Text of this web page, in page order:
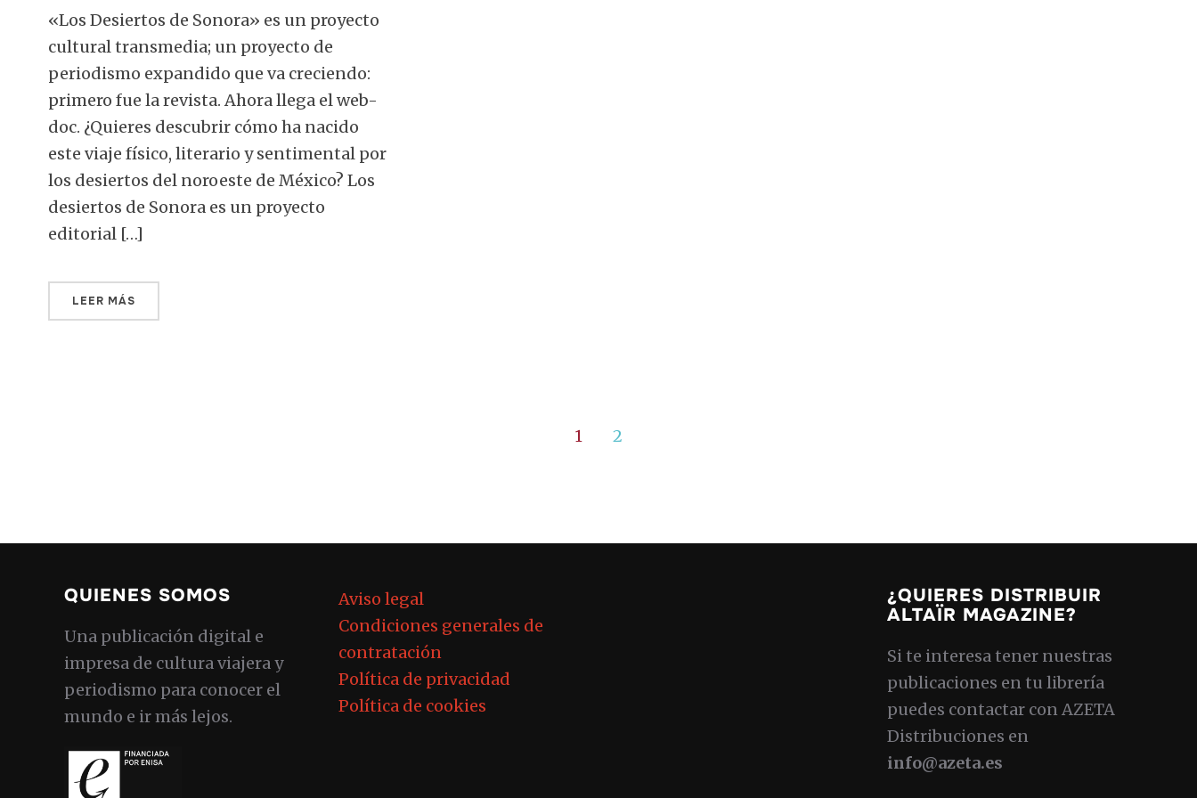
«Los Desiertos de Sonora» es un proyecto
cultural transmedia; un proyecto de
periodismo expandido que va creciendo:
primero fue la revista. Ahora llega el web-
doc. ¿Quieres descubrir cómo ha nacido
este viaje físico, literario y sentimental por
los desiertos del noroeste de México? Los
desiertos de Sonora es un proyecto
editorial […]
LEER MÁS
1 2
QUIENES SOMOS
Una publicación digital e
impresa de cultura viajera y
periodismo para conocer el
mundo e ir más lejos.
Aviso legal
Condiciones generales de
contratación
Política de privacidad
Política de cookies
¿QUIERES DISTRIBUIR
ALTAÏR MAGAZINE?
Si te interesa tener nuestras
publicaciones en tu librería
puedes contactar con AZETA
Distribuciones en
info@azeta.es